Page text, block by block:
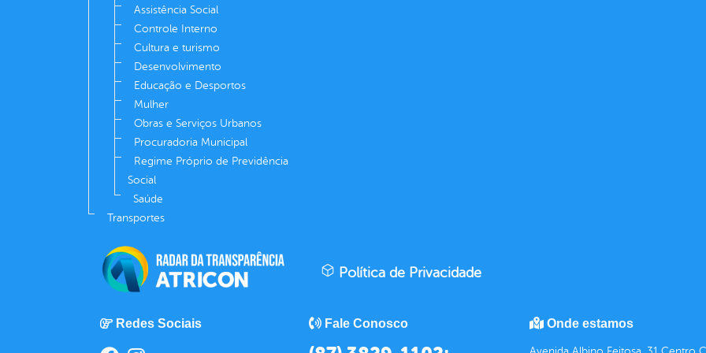
Assistência Social
Controle Interno
Cultura e turismo
Desenvolvimento
Educação e Desportos
Mulher
Obras e Serviços Urbanos
Procuradoria Municipal
Regime Próprio de Previdência
Social
Saúde
Transportes
Política de Privacidade
Redes Sociais Fale Conosco Onde estamos